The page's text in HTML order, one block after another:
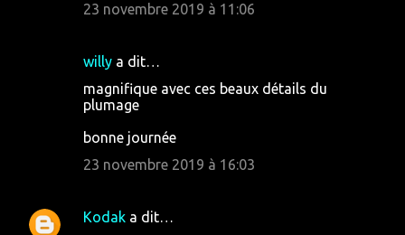
23 novembre 2019 à 11:06
willy a dit…
magnifique avec ces beaux détails du
plumage
bonne journée
23 novembre 2019 à 16:03
Kodak a dit…